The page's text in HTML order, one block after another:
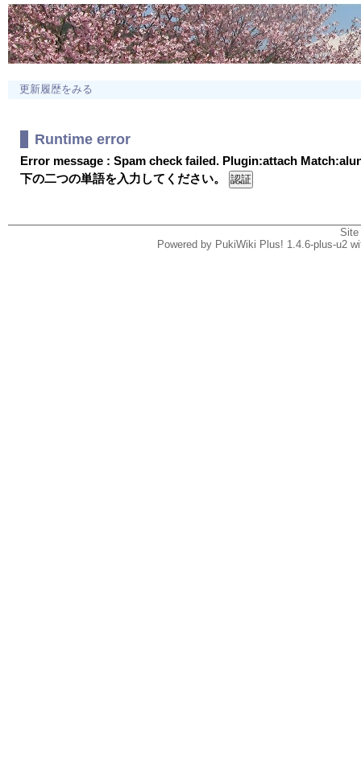
更新履歴をみる
Runtime error
Error message : Spam check failed. Plugin:attach
下の二つの単語を入力してください。
Powered by PukiWiki Plus! 1.4.6-plus-u2